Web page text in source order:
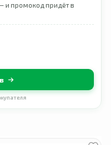
и промокод придёт в